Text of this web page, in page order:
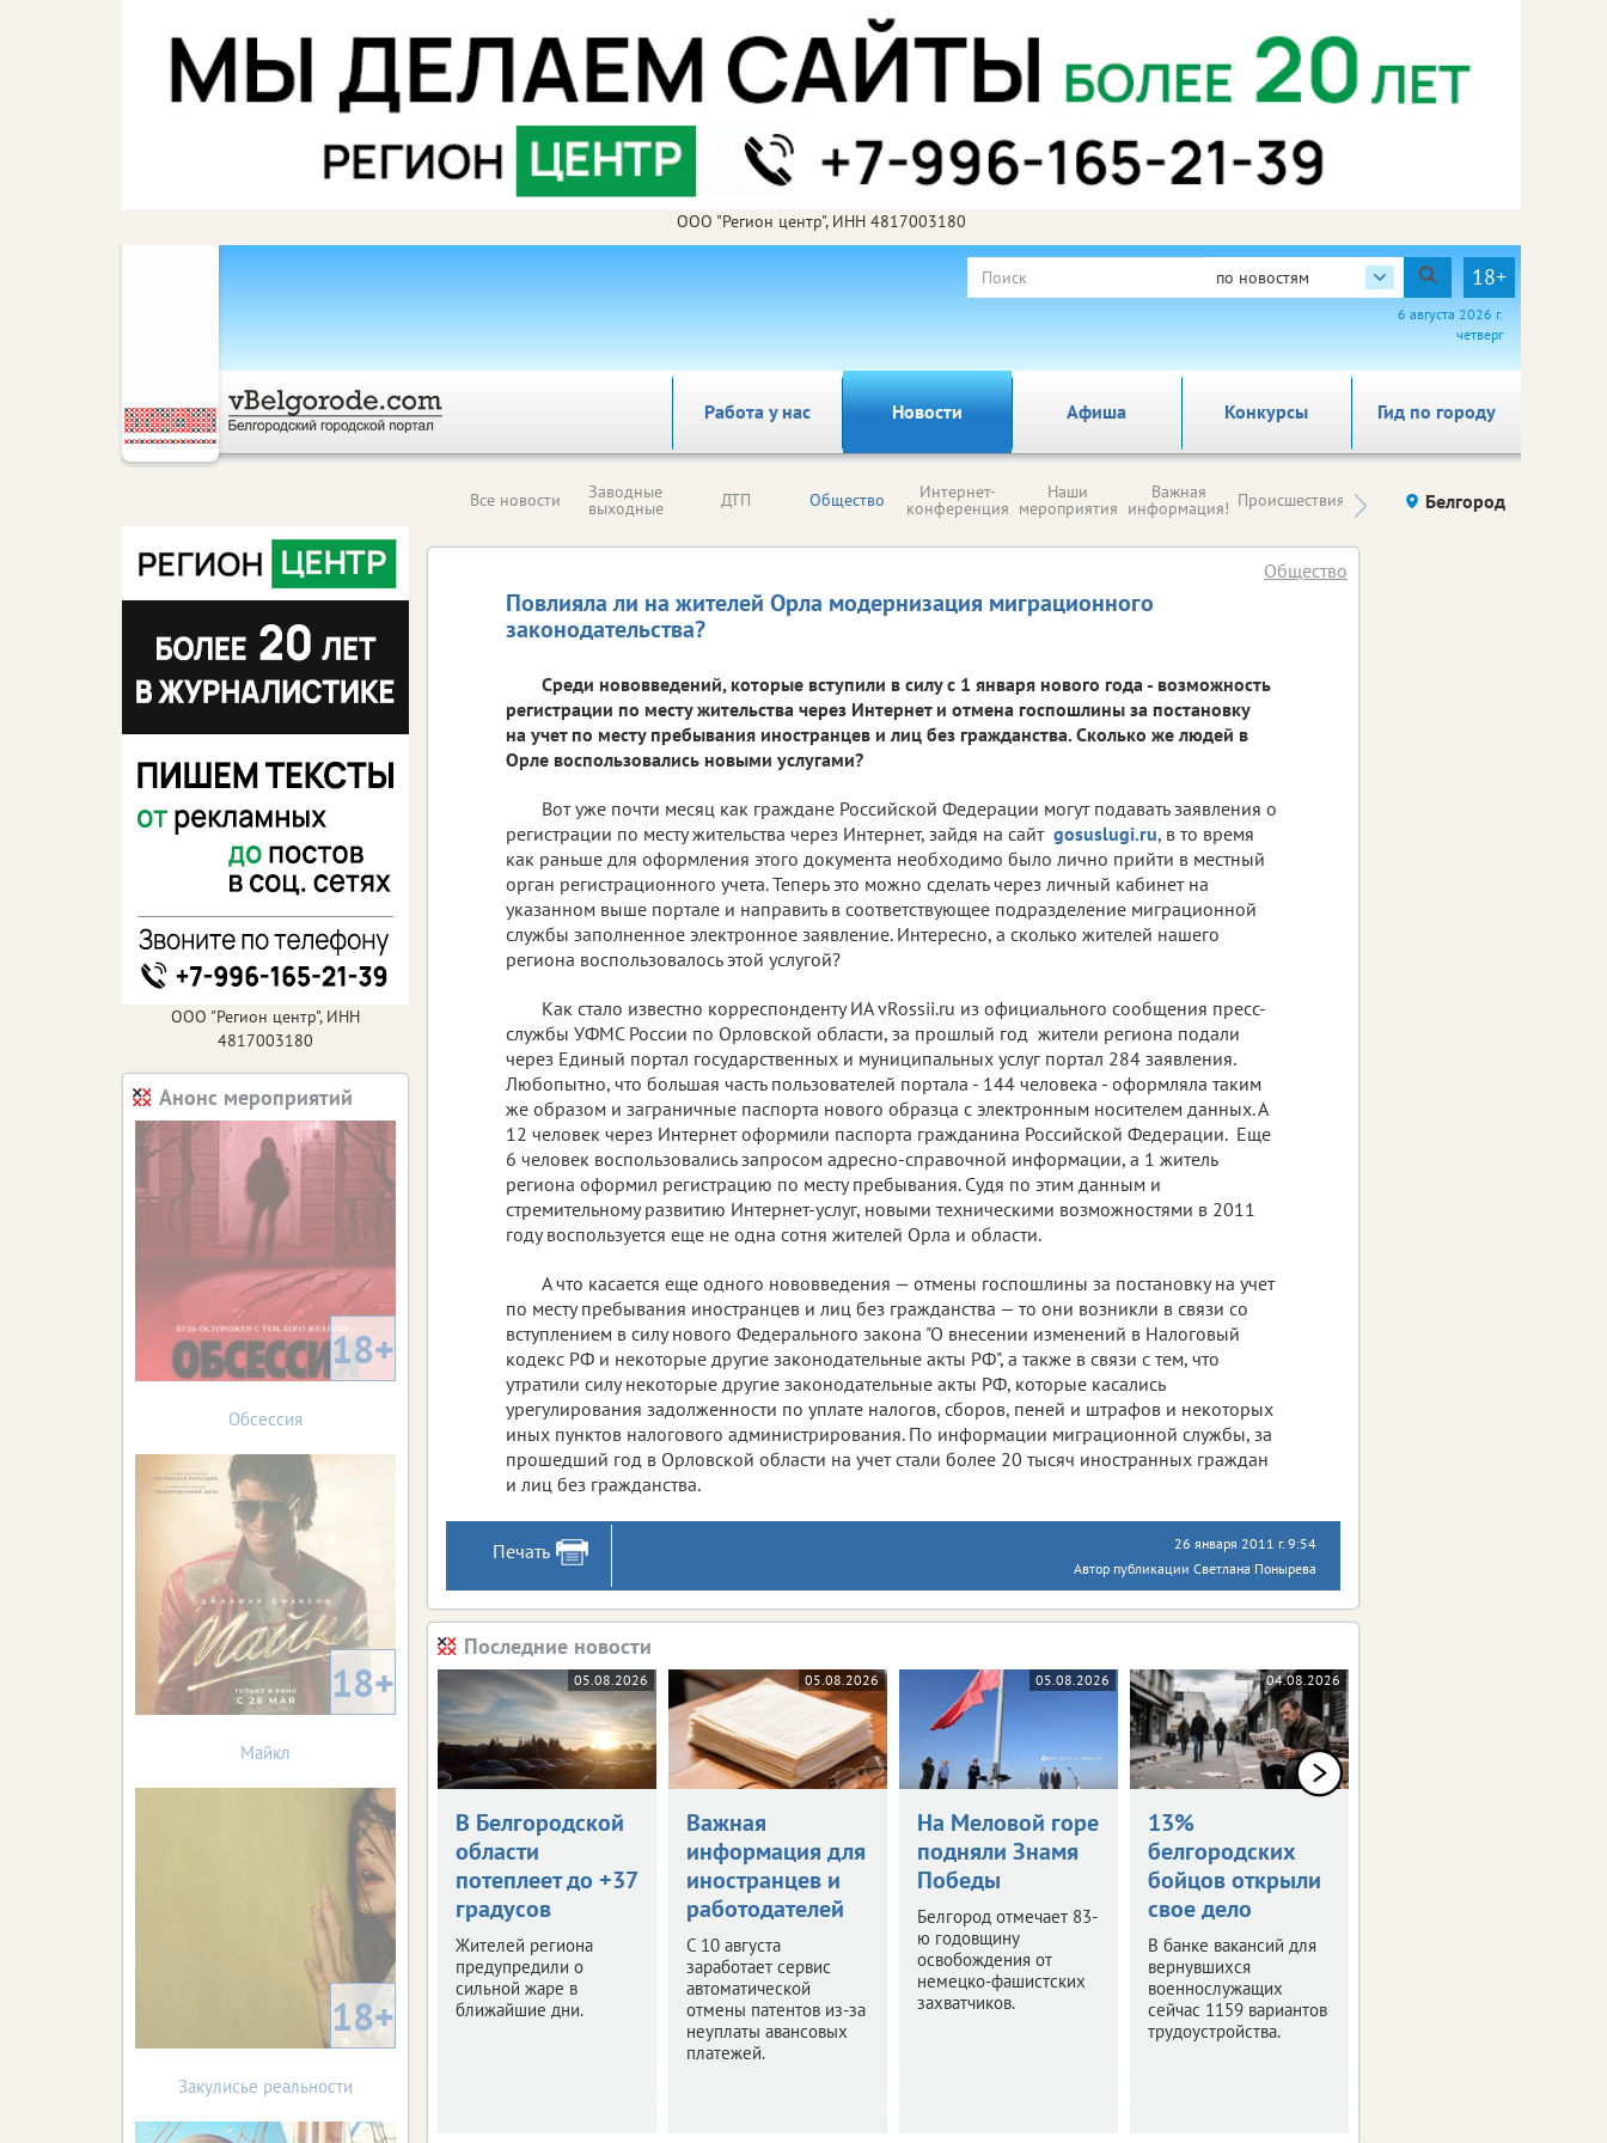
ООО "Регион центр", ИНН 4817003180
по новостям 18+
6 августа 2026 г.
четверг
Работа у нас Новости Афиша Гид по городу
Конкурсы
Все новости Заводные
выходные ДТП Общество Интернет-
конференция
Наши
мероприятия
Важная
информация! Происшествия Здоровье компаний (на
правах
Белгород
Повлияла ли на жителей Орла модернизация миграционного
законодательства?
Общество
Среди нововведений, которые вступили в силу с 1 января нового года - возможность
регистрации по месту жительства через Интернет и отмена госпошлины за постановку
на учет по месту пребывания иностранцев и лиц без гражданства. Сколько же людей в
Орле воспользовались новыми услугами?
Вот уже почти месяц как граждане Российской Федерации могут подавать заявления о
регистрации по месту жительства через Интернет, зайдя на сайт gosuslugi.ru, в то время
как раньше для оформления этого документа необходимо было лично прийти в местный
орган регистрационного учета. Теперь это можно сделать через личный кабинет на
указанном выше портале и направить в соответствующее подразделение миграционной
службы заполненное электронное заявление. Интересно, а сколько жителей нашего
региона воспользовалось этой услугой?
Как стало известно корреспонденту ИА vRossii.ru из официального сообщения пресс-
службы УФМС России по Орловской области, за прошлый год жители региона подали
через Единый портал государственных и муниципальных услуг портал 284 заявления.
Любопытно, что большая часть пользователей портала - 144 человека - оформляла таким
же образом и заграничные паспорта нового образца с электронным носителем данных. А
12 человек через Интернет оформили паспорта гражданина Российской Федерации. Еще
6 человек воспользовались запросом адресно-справочной информации, а 1 житель
региона оформил регистрацию по месту пребывания. Судя по этим данным и
стремительному развитию Интернет-услуг, новыми техническими возможностями в 2011
году воспользуется еще не одна сотня жителей Орла и области.
А что касается еще одного нововведения — отмены госпошлины за постановку на учет
по месту пребывания иностранцев и лиц без гражданства — то они возникли в связи со
вступлением в силу нового Федерального закона "О внесении изменений в Налоговый
кодекс РФ и некоторые другие законодательные акты РФ", а также в связи с тем, что
утратили силу некоторые другие законодательные акты РФ, которые касались
урегулирования задолженности по уплате налогов, сборов, пеней и штрафов и некоторых
иных пунктов налогового администрирования. По информации миграционной службы, за
прошедший год в Орловской области на учет стали более 20 тысяч иностранных граждан
и лиц без гражданства.
Печать
26 января 2011 г. 9:54
Автор публикации Светлана Понырева
Последние новости
05.08.2026
В Белгородской
области
потеплеет до +37
градусов
Жителей региона
предупредили о
сильной жаре в
ближайшие дни.
05.08.2026
Важная
информация для
иностранцев и
работодателей
С 10 августа
заработает сервис
автоматической
отмены патентов из-за
неуплаты авансовых
платежей.
05.08.2026
На Меловой горе
подняли Знамя
Победы
Белгород отмечает 83-
ю годовщину
освобождения от
немецко-фашистских
захватчиков.
04.08.2026
13%
белгородских
бойцов открыли
свое дело
В банке вакансий для
вернувшихся
военнослужащих
сейчас 1159 вариантов
трудоустройства.
ООО "Регион центр", ИНН
4817003180
Анонс мероприятий
18+
Обсессия
18+
Майкл
18+
Закулисье реальности